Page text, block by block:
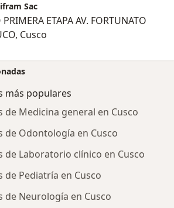
Sac
ETAPA AV. FORTUNATO
Cusco
más populares
de Medicina general en Cusco
de Odontología en Cusco
de Laboratorio clínico en Cusco
de Pediatría en Cusco
de Neurología en Cusco